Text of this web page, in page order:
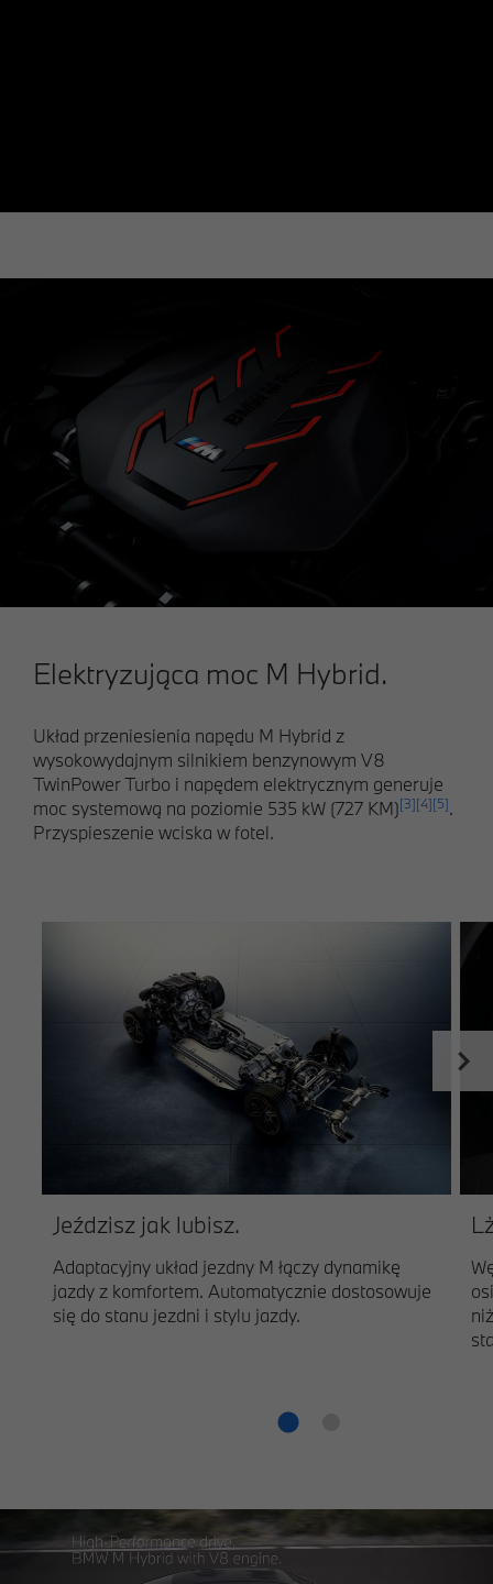
Elektryzująca moc M Hybrid.
Układ przeniesienia napędu M Hybrid z
wysokowydajnym silnikiem benzynowym V8
TwinPower Turbo i napędem elektrycznym generuje
moc systemową na poziomie 535 kW (727 KM)[3][4][5].
Przyspieszenie wciska w fotel.
Jeździsz jak lubisz.
Adaptacyjny układ jezdny M łączy dynamikę
jazdy z komfortem. Automatycznie dostosowuje
się do stanu jezdni i stylu jazdy.